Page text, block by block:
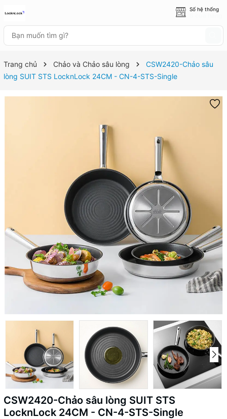
Số hệ thống
Trang chủ Chảo và Chảo sâu lòng
CSW2420-Chảo sâu
lòng SUIT STS LocknLock 24CM - CN-4-STS-Single
CSW2420-Chảo sâu lòng SUIT STS
LocknLock 24CM - CN-4-STS-Single